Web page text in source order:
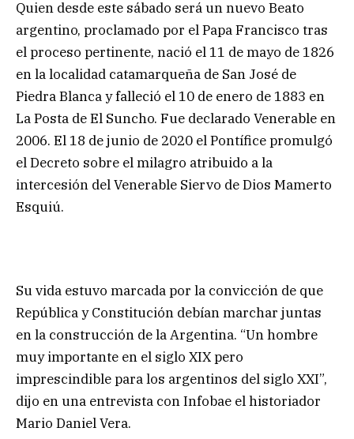
Quien desde este sábado será un nuevo Beato
argentino, proclamado por el Papa Francisco tras
el proceso pertinente, nació el 11 de mayo de 1826
en la localidad catamarqueña de San José de
Piedra Blanca y falleció el 10 de enero de 1883 en
La Posta de El Suncho. Fue declarado Venerable en
2006. El 18 de junio de 2020 el Pontífice promulgó
el Decreto sobre el milagro atribuido a la
intercesión del Venerable Siervo de Dios Mamerto
Esquiú.
Su vida estuvo marcada por la convicción de que
República y Constitución debían marchar juntas
en la construcción de la Argentina. “Un hombre
muy importante en el siglo XIX pero
imprescindible para los argentinos del siglo XXI”,
dijo en una entrevista con Infobae el historiador
Mario Daniel Vera.